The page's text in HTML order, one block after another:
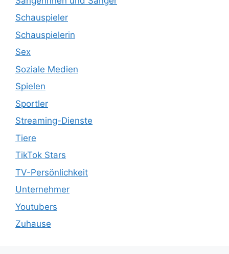
Schauspieler
Schauspielerin
Sex
Soziale Medien
Spielen
Sportler
Streaming-Dienste
Tiere
TikTok Stars
TV-Persönlichkeit
Unternehmer
Youtubers
Zuhause